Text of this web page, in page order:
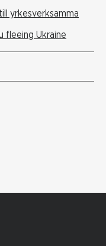
yrkesverksamma
fleeing Ukraine